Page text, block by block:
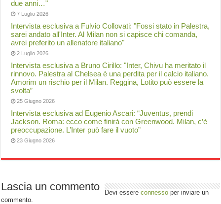
due anni…"
7 Luglio 2026
Intervista esclusiva a Fulvio Collovati: "Fossi stato in Palestra,
sarei andato all'Inter. Al Milan non si capisce chi comanda,
avrei preferito un allenatore italiano"
2 Luglio 2026
Intervista esclusiva a Bruno Cirillo: "Inter, Chivu ha meritato il
rinnovo. Palestra al Chelsea è una perdita per il calcio italiano.
Amorim un rischio per il Milan. Reggina, Lotito può essere la
svolta”
25 Giugno 2026
Intervista esclusiva ad Eugenio Ascari: “Juventus, prendi
Jackson. Roma: ecco come finirà con Greenwood. Milan, c’è
preoccupazione. L’Inter può fare il vuoto”
23 Giugno 2026
Lascia un commento Devi essereconnesso per inviare un
commento.